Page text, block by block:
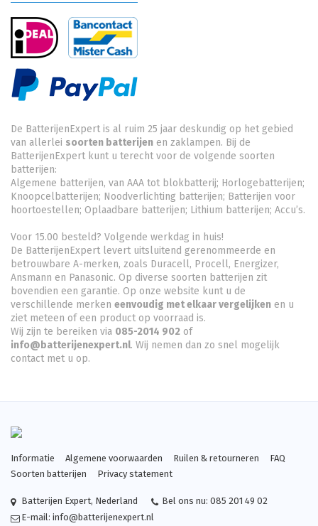
De BatterijenExpert is al ruim 25 jaar deskundig op het gebied
van allerlei soorten batterijen en zaklampen. Bij de
BatterijenExpert kunt u terecht voor de volgende soorten
batterijen:
Algemene batterijen, van AAA tot blokbatterij; Horlogebatterijen;
Knoopcelbatterijen; Noodverlichting batterijen; Batterijen voor
hoortoestellen; Oplaadbare batterijen; Lithium batterijen; Accu’s.
Voor 15.00 besteld? Volgende werkdag in huis!
De BatterijenExpert levert uitsluitend gerenommeerde en
betrouwbare A-merken, zoals Duracell, Procell, Energizer,
Ansmann en Panasonic. Op diverse soorten batterijen zit
bovendien een garantie. Op onze website kunt u de
verschillende merken eenvoudig met elkaar vergelijken en u
ziet meteen of een product op voorraad is.
Wij zijn te bereiken via 085-2014 902 of
info@batterijenexpert.nl. Wij nemen dan zo snel mogelijk
contact met u op.
Informatie Algemene voorwaarden Ruilen & retourneren
FAQ
Soorten batterijen
Privacy statement
Batterijen Expert, Nederland Bel ons nu: 085 201 49 02
E-mail: info@batterijenexpert.nl